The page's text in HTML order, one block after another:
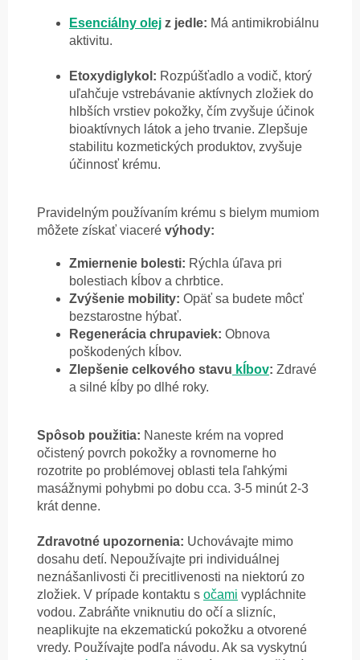
Esenciálny olej z jedle: Má antimikrobiálnu
aktivitu.
Etoxydiglykol: Rozpúšťadlo a vodič, ktorý
uľahčuje vstrebávanie aktívnych zložiek do
hlbších vrstiev pokožky, čím zvyšuje účinok
bioaktívnych látok a jeho trvanie. Zlepšuje
stabilitu kozmetických produktov, zvyšuje
účinnosť krému.
Pravidelným používaním krému s bielym mumiom
môžete získať viaceré výhody:
Zmiernenie bolesti: Rýchla úľava pri
bolestiach kĺbov a chrbtice.
Zvýšenie mobility: Opäť sa budete môcť
bezstarostne hýbať.
Regenerácia chrupaviek: Obnova
poškodených kĺbov.
Zlepšenie celkového stavu kĺbov: Zdravé
a silné kĺby po dlhé roky.
Spôsob použitia: Naneste krém na vopred
očistený povrch pokožky a rovnomerne ho
rozotrite po problémovej oblasti tela ľahkými
masážnymi pohybmi po dobu cca. 3-5 minút 2-3
krát denne.
Zdravotné upozornenia: Uchovávajte mimo
dosahu detí. Nepoužívajte pri individuálnej
neznášanlivosti či precitlivenosti na niektorú zo
zložiek. V prípade kontaktu s očami vypláchnite
vodou. Zabráňte vniknutiu do očí a slizníc,
neaplikujte na ekzematickú pokožku a otvorené
vredy. Používajte podľa návodu. Ak sa vyskytnú